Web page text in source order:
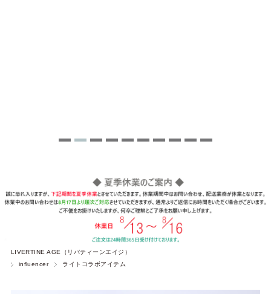
LIVERTINE AGE（リバティーンエイジ）
influencer
ライトコラボアイテム